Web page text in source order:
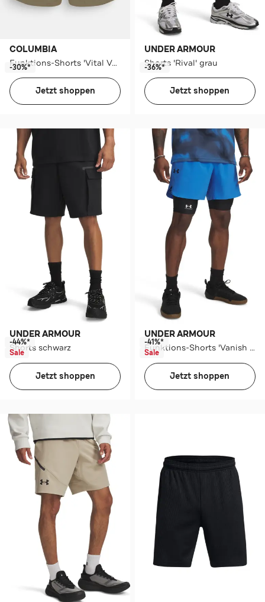
COLUMBIA
Funktions-Shorts 'Vital Valley' oliv
-30%*
Jetzt shoppen
UNDER ARMOUR
Shorts 'Rival' grau
-36%*
Jetzt shoppen
UNDER ARMOUR
Shorts schwarz
-44%*
Sale
Jetzt shoppen
UNDER ARMOUR
Funktions-Shorts 'Vanish Elite' blau
-41%*
Sale
Jetzt shoppen